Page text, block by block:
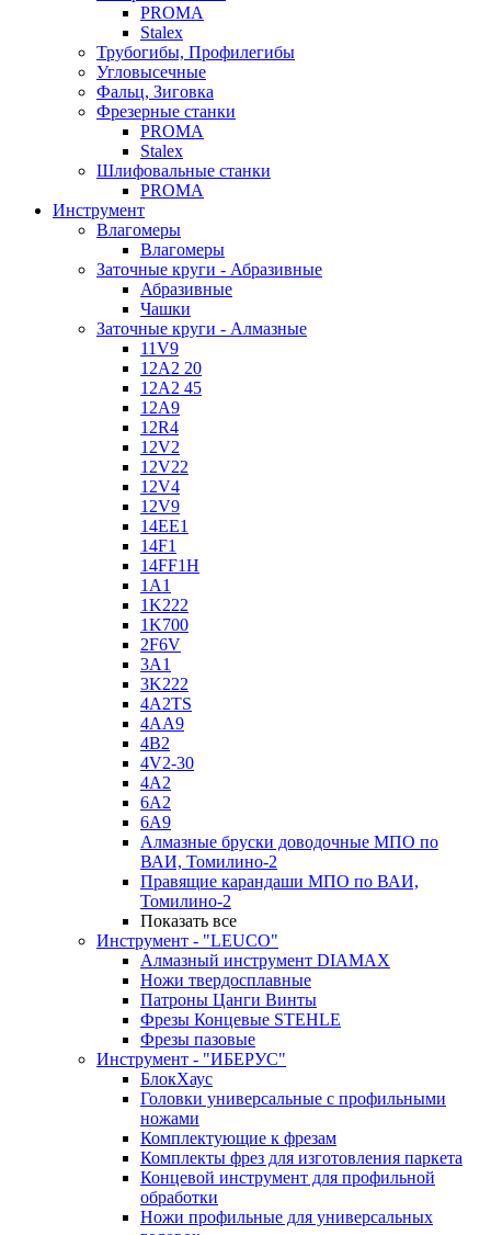
PROMA
Stalex
Трубогибы, Профилегибы
Угловысечные
Фальц, Зиговка
Фрезерные станки
PROMA
Stalex
Шлифовальные станки
PROMA
Инструмент
Влагомеры
Влагомеры
Заточные круги - Абразивные
Абразивные
Чашки
Заточные круги - Алмазные
11V9
12A2 20
12A2 45
12A9
12R4
12V2
12V22
12V4
12V9
14EE1
14F1
14FF1H
1A1
1K222
1K700
2F6V
3A1
3K222
4A2TS
4AA9
4B2
4V2-30
4А2
6A2
6A9
Алмазные бруски доводочные МПО по
ВАИ, Томилино-2
Правящие карандаши МПО по ВАИ,
Томилино-2
Показать все
Инструмент - "LEUCO"
Алмазный инструмент DIAMAX
Ножи твердосплавные
Патроны Цанги Винты
Фрезы Концевые STEHLE
Фрезы пазовые
Инструмент - "ИБЕРУС"
БлокХаус
Головки универсальные с профильными
ножами
Комплектующие к фрезам
Комплекты фрез для изготовления паркета
Концевой инструмент для профильной
обработки
Ножи профильные для универсальных